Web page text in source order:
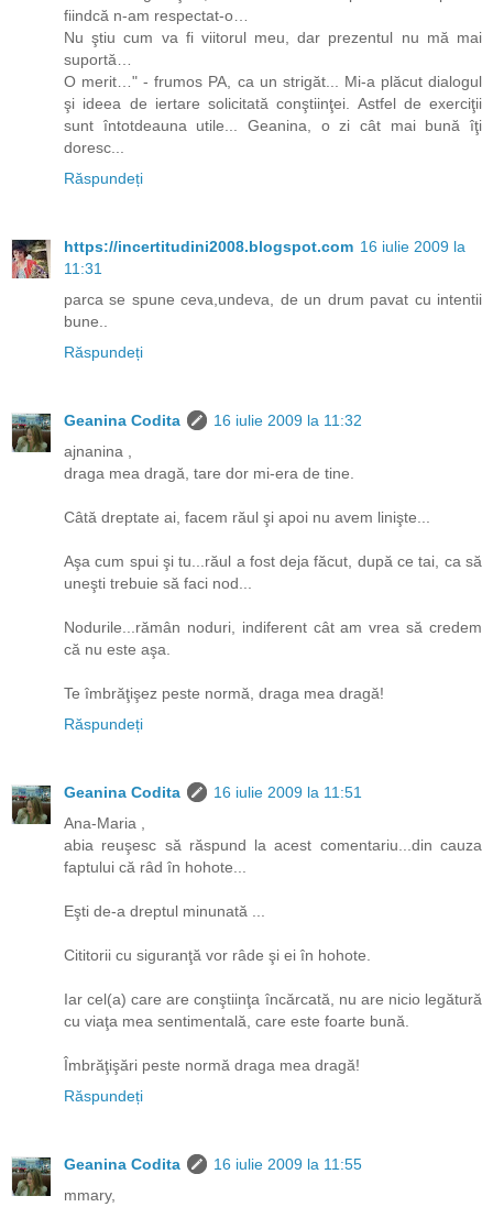
fiindcă n-am respectat-o…
Nu ştiu cum va fi viitorul meu, dar prezentul nu mă mai
suportă…
O merit…" - frumos PA, ca un strigăt... Mi-a plăcut dialogul
şi ideea de iertare solicitată conştiinţei. Astfel de exerciţii
sunt întotdeauna utile... Geanina, o zi cât mai bună îţi
doresc...
Răspundeți
https://incertitudini2008.blogspot.com 16 iulie 2009 la
11:31
parca se spune ceva,undeva, de un drum pavat cu intentii
bune..
Răspundeți
Geanina Codita
16 iulie 2009 la 11:32
ajnanina ,
draga mea dragă, tare dor mi-era de tine.
Câtă dreptate ai, facem răul şi apoi nu avem linişte...
Aşa cum spui şi tu...răul a fost deja făcut, după ce tai, ca să
uneşti trebuie să faci nod...
Nodurile...rămân noduri, indiferent cât am vrea să credem
că nu este aşa.
Te îmbrăţişez peste normă, draga mea dragă!
Răspundeți
Geanina Codita
16 iulie 2009 la 11:51
Ana-Maria ,
abia reuşesc să răspund la acest comentariu...din cauza
faptului că râd în hohote...
Eşti de-a dreptul minunată ...
Cititorii cu siguranţă vor râde şi ei în hohote.
Iar cel(a) care are conştiinţa încărcată, nu are nicio legătură
cu viaţa mea sentimentală, care este foarte bună.
Îmbrăţişări peste normă draga mea dragă!
Răspundeți
Geanina Codita
16 iulie 2009 la 11:55
mmary,